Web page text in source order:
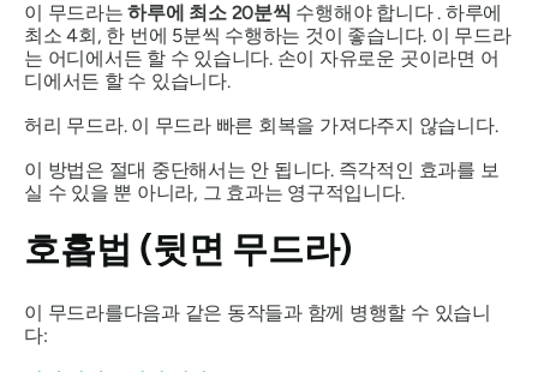
이 무드라는 하루에 최소 20분씩 수행해야 합니다 . 하루에
최소 4회, 한 번에 5분씩 수행하는 것이 좋습니다. 이 무드라
는 어디에서든 할 수 있습니다. 손이 자유로운 곳이라면 어
디에서든 할 수 있습니다.
허리 무드라. 이 무드라빠른 회복을 가져다주지 않습니다.
이 방법은 절대 중단해서는 안 됩니다. 즉각적인 효과를 보
실 수 있을 뿐 아니라, 그 효과는 영구적입니다.
호흡법 (뒷면 무드라)
이 무드라를다음과 같은 동작들과 함께 병행할 수 있습니
다: